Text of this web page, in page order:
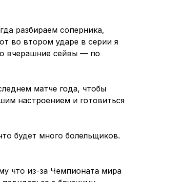
разбираем соперника,
во втором ударе в серии я
вчерашние сейвы — по
матче года, чтобы
настроением и готовиться
будет много болельщиков.
что из-за Чемпионата мира